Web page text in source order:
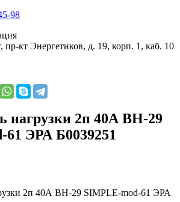
98
пр-кт Энергетиков, д. 19, корп. 1, каб. 10
нагрузки 2п 40А ВН-29
ЭРА Б0039251
2п 40А ВН-29 SIMPLE-mod-61 ЭРА